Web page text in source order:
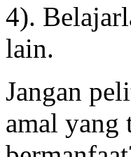
4).
lain.
Jangan
amal yang